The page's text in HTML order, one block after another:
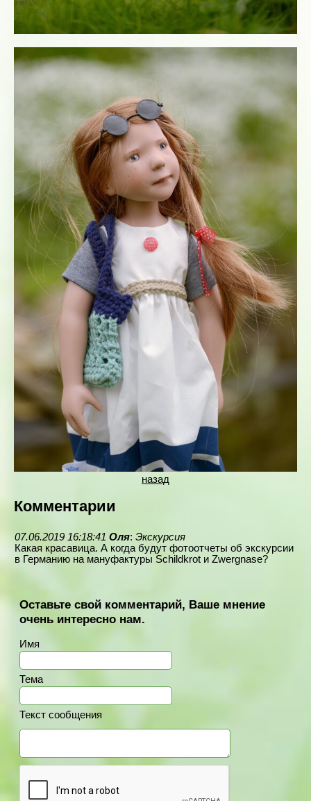
назад
Комментарии
07.06.2019 16:18:41 Оля: Экскурсия
Какая красавица. А когда будут фотоотчеты об экскурсии
в Германию на мануфактуры Schildkrot и Zwergnase?
Оставьте свой комментарий, Ваше мнение
очень интересно нам.
Имя
Тема
Текст сообщения